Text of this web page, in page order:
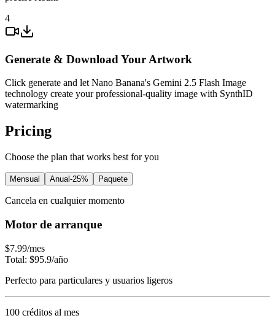
4
Generate & Download Your Artwork
Click generate and let Nano Banana's Gemini 2.5 Flash Image
technology create your professional-quality image with SynthID
watermarking
Pricing
Choose the plan that works best for you
Mensual Anual-25% Paquete
Cancela en cualquier momento
Motor de arranque
$7.99/mes
Total: $95.9/año
Perfecto para particulares y usuarios ligeros
100 créditos al mes